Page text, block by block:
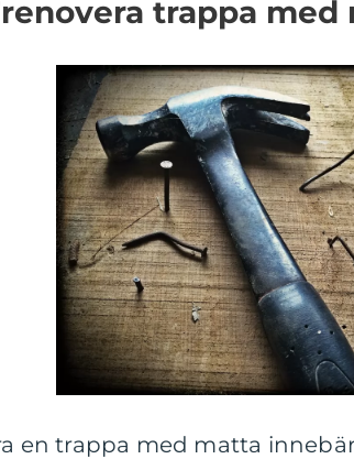
trappa med
en trappa med matta